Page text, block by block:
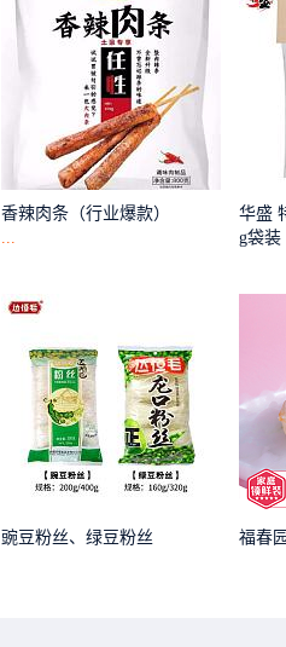
香辣肉条（行业爆款）
...
华盛
g袋装
豌豆粉丝、绿豆粉丝 福春